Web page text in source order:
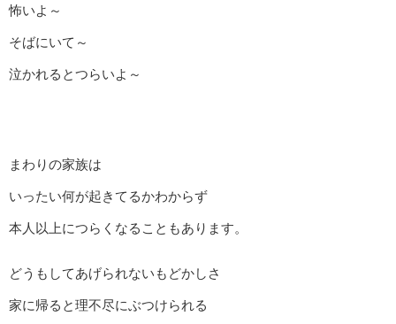
怖いよ～
そばにいて～
泣かれるとつらいよ～
まわりの家族は
いったい何が起きてるかわからず
本人以上につらくなることもあります。
どうもしてあげられないもどかしさ
家に帰ると理不尽にぶつけられる